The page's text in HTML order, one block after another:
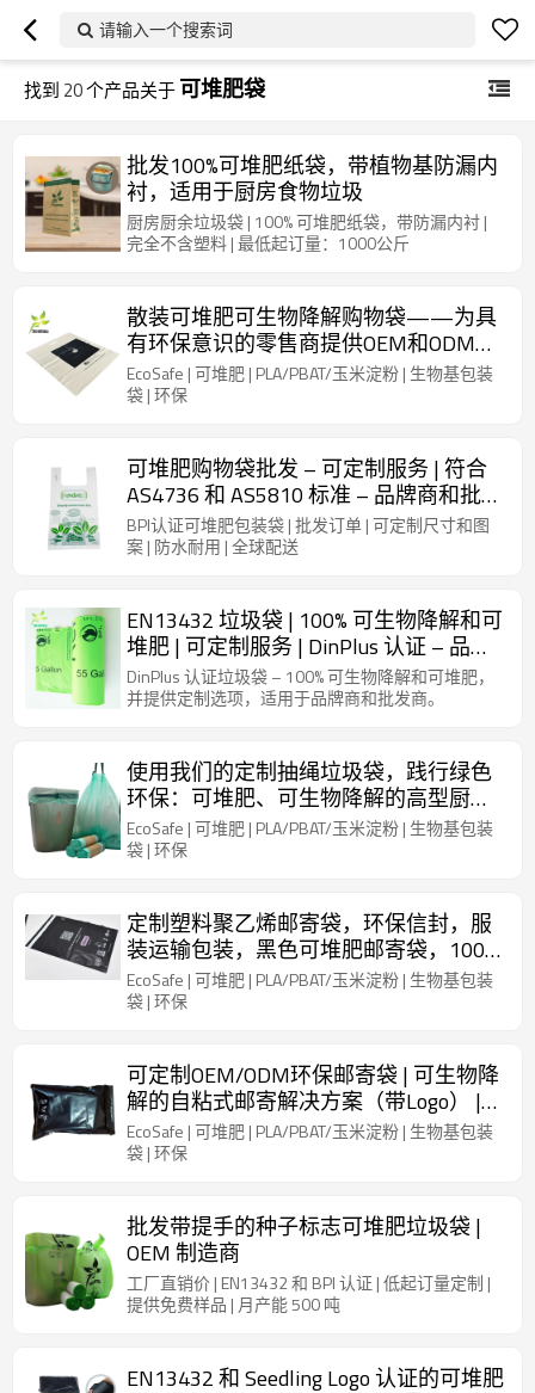
请输入一个搜索词
找到 20个产品关于可堆肥袋
批发100%可堆肥纸袋，带植物基防漏内
衬，适用于厨房食物垃圾
厨房厨余垃圾袋 | 100% 可堆肥纸袋，带防漏内衬 |
完全不含塑料 | 最低起订量：1000公斤
散装可堆肥可生物降解购物袋——为具
有环保意识的零售商提供OEM和ODM制
造服务，定制模切服装袋，采用玉米淀
粉制成
EcoSafe | 可堆肥 | PLA/PBAT/玉米淀粉 | 生物基包装
袋 | 环保
可堆肥购物袋批发 – 可定制服务 | 符合
AS4736 和 AS5810 标准 – 品牌商和批发
商的理想之选
BPI认证可堆肥包装袋 | 批发订单 | 可定制尺寸和图
案 | 防水耐用 | 全球配送
EN13432 垃圾袋 | 100% 可生物降解和可
堆肥 | 可定制服务 | DinPlus 认证 – 品牌
商和批发商的理想之选
DinPlus 认证垃圾袋 – 100% 可生物降解和可堆肥，
并提供定制选项，适用于品牌商和批发商。
使用我们的定制抽绳垃圾袋，践行绿色
环保：可堆肥、可生物降解的高型厨房
垃圾袋
EcoSafe | 可堆肥 | PLA/PBAT/玉米淀粉 | 生物基包装
袋 | 环保
定制塑料聚乙烯邮寄袋，环保信封，服
装运输包装，黑色可堆肥邮寄袋，100%
可生物降解可堆肥袋
EcoSafe | 可堆肥 | PLA/PBAT/玉米淀粉 | 生物基包装
袋 | 环保
可定制OEM/ODM环保邮寄袋 | 可生物降
解的自粘式邮寄解决方案（带Logo） |
批发环保型运输用品
EcoSafe | 可堆肥 | PLA/PBAT/玉米淀粉 | 生物基包装
袋 | 环保
批发带提手的种子标志可堆肥垃圾袋 |
OEM 制造商
工厂直销价 | EN13432 和 BPI 认证 | 低起订量定制 |
提供免费样品 | 月产能 500 吨
EN13432 和 Seedling Logo 认证的可堆肥